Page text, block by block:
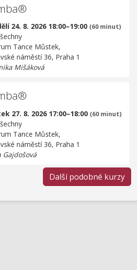
24. 8. 2026 18:00–19:00 (60 minut)
Tance Můstek,
náměstí 36, Praha 1
Mišáková
27. 8. 2026 17:00–18:00 (60 minut)
Tance Můstek,
náměstí 36, Praha 1
Gajdošová
Další podobné kurzy